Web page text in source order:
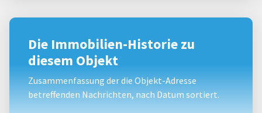
Die Immobilien-Historie zu
diesem Objekt
Zusammenfassung der die Objekt-Adresse
betreffenden Nachrichten, nach Datum sortiert.